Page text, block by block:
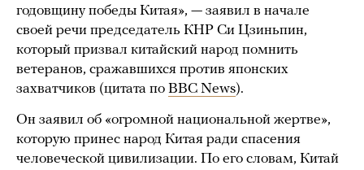
годовщину победы Китая», — заявил в начале
своей речи председатель КНР Си Цзиньпин,
который призвал китайский народ помнить
ветеранов, сражавшихся против японских
захватчиков (цитата по BBC News).
Он заявил об «огромной национальной жертве»,
которую принес народ Китая ради спасения
человеческой цивилизации. По его словам, Китай